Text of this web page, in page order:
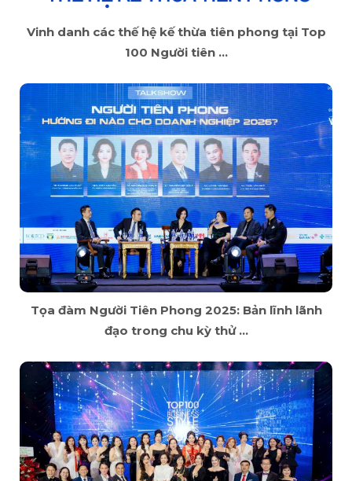
Vinh danh các thế hệ kế thừa tiên phong tại Top
100 Người tiên ...
Tọa đàm Người Tiên Phong 2025: Bản lĩnh lãnh
đạo trong chu kỳ thử ...